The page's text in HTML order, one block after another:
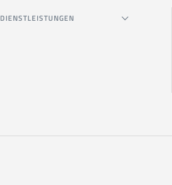
DIENSTLEISTUNGEN